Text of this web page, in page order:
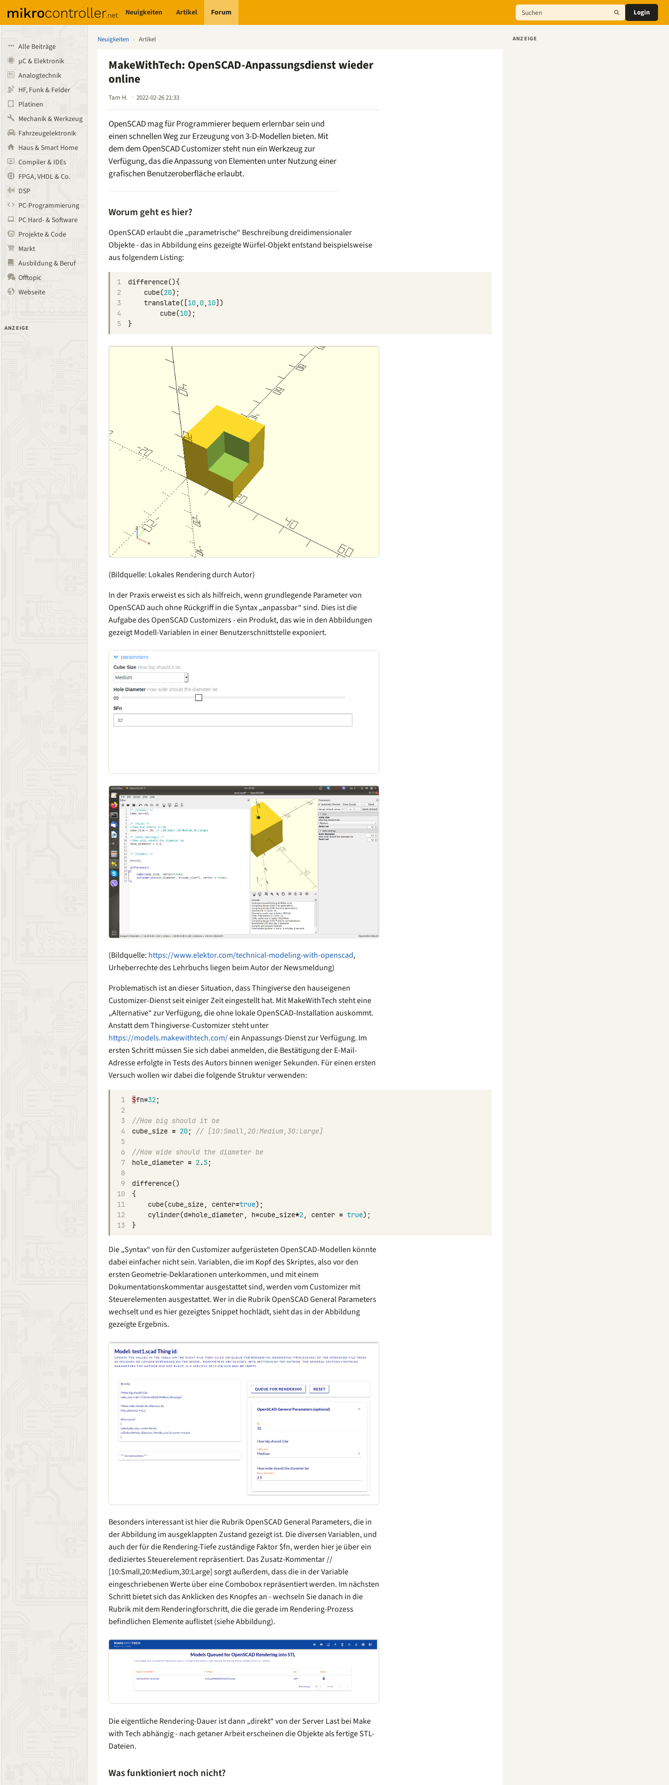
Neuigkeiten Artikel Forum Login
Alle Beiträge
µC & Elektronik
Analogtechnik
HF, Funk & Felder
Platinen
Mechanik & Werkzeug
Fahrzeugelektronik
Haus & Smart Home
Compiler & IDEs
FPGA, VHDL & Co.
DSP
PC-Programmierung
PC Hard- & Software
Projekte & Code
Markt
Ausbildung & Beruf
Offtopic
Webseite
ANZEIGE
Neuigkeiten › Artikel
MakeWithTech: OpenSCAD-Anpassungsdienst wieder
online
Tam H. 2022-02-26 21:33
OpenSCAD mag für Programmierer bequem erlernbar sein und
einen schnellen Weg zur Erzeugung von 3-D-Modellen bieten. Mit
dem dem OpenSCAD Customizer steht nun ein Werkzeug zur
Verfügung, das die Anpassung von Elementen unter Nutzung einer
grafischen Benutzeroberfläche erlaubt.
Worum geht es hier?
OpenSCAD erlaubt die „parametrische“ Beschreibung dreidimensionaler
Objekte - das in Abbildung eins gezeigte Würfel-Objekt entstand beispielsweise
aus folgendem Listing:
1 difference(){
2
cube(20);
3
translate([10, 0, 10])
4
cube(10);
5
}
(Bildquelle: Lokales Rendering durch Autor)
In der Praxis erweist es sich als hilfreich, wenn grundlegende Parameter von
OpenSCAD auch ohne Rückgriff in die Syntax „anpassbar“ sind. Dies ist die
Aufgabe des OpenSCAD Customizers - ein Produkt, das wie in den Abbildungen
gezeigt Modell-Variablen in einer Benutzerschnittstelle exponiert.
(Bildquelle: https://www.elektor.com/technical-modeling-with-openscad,
Urheberrechte des Lehrbuchs liegen beim Autor der Newsmeldung)
Problematisch ist an dieser Situation, dass Thingiverse den hauseigenen
Customizer-Dienst seit einiger Zeit eingestellt hat. Mit MakeWithTech steht eine
„Alternative“ zur Verfügung, die ohne lokale OpenSCAD-Installation auskommt.
Anstatt dem Thingiverse-Customizer steht unter
https://models.makewithtech.com/ein Anpassungs-Dienst zur Verfügung. Im
ersten Schritt müssen Sie sich dabei anmelden, die Bestätigung der E-Mail-
Adresse erfolgte in Tests des Autors binnen weniger Sekunden. Für einen ersten
Versuch wollen wir dabei die folgende Struktur verwenden:
1 $fn=32;
2
3
//How big should it be
4
cube_size = 20;
// [10:Small,20:Medium,30:Large]
5
6
//How wide should the diameter be
7
hole_diameter = 2.5;
8
9
difference()
10
{
11
cube(cube_size, center=true);
12
cylinder(d=hole_diameter, h=cube_size*2, center = true);
13
}
Die „Syntax“ von für den Customizer aufgerüsteten OpenSCAD-Modellen könnte
dabei einfacher nicht sein. Variablen, die im Kopf des Skriptes, also vor den
ersten Geometrie-Deklarationen unterkommen, und mit einem
Dokumentationskommentar ausgestattet sind, werden vom Customizer mit
Steuerelementen ausgestattet. Wer in die Rubrik OpenSCAD General Parameters
wechselt und es hier gezeigtes Snippet hochlädt, sieht das in der Abbildung
gezeigte Ergebnis.
Besonders interessant ist hier die Rubrik OpenSCAD General Parameters, die in
der Abbildung im ausgeklappten Zustand gezeigt ist. Die diversen Variablen, und
auch der für die Rendering-Tiefe zuständige Faktor $fn, werden hier je über ein
dediziertes Steuerelement repräsentiert. Das Zusatz-Kommentar //
[10:Small,20:Medium,30:Large] sorgt außerdem, dass die in der Variable
eingeschriebenen Werte über eine Combobox repräsentiert werden. Im nächsten
Schritt bietet sich das Anklicken des Knopfes an - wechseln Sie danach in die
Rubrik mit dem Renderingforschritt, die die gerade im Rendering-Prozess
befindlichen Elemente auflistet (siehe Abbildung).
Die eigentliche Rendering-Dauer ist dann „direkt“ von der Server Last bei Make
with Tech abhängig - nach getaner Arbeit erscheinen die Objekte als fertige STL-
Dateien.
Was funktioniert noch nicht?
ANZEIGE